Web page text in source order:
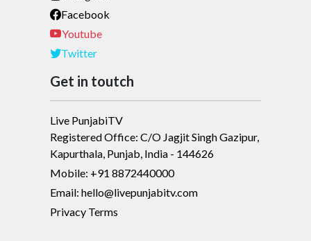
Facebook
Youtube
Twitter
Get in toutch
Live PunjabiTV
Registered Office: C/O Jagjit Singh Gazipur,
Kapurthala, Punjab, India - 144626
Mobile: +91 8872440000
Email: hello@livepunjabitv.com
Privacy Terms